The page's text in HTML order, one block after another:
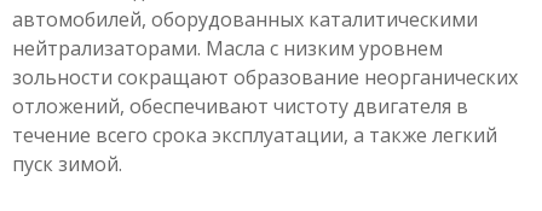
автомобилей, оборудованных каталитическими
нейтрализаторами. Масла c низким уровнем
зольности сокращают образование неорганических
отложений, обеспечивают чистоту двигателя в
течение всего срока эксплуатации, а также легкий
пуск зимой.